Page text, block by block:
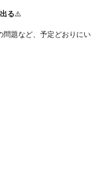
る⚠️
問題など、予定どおりにい